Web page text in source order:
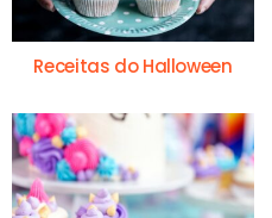
Receitas do Halloween